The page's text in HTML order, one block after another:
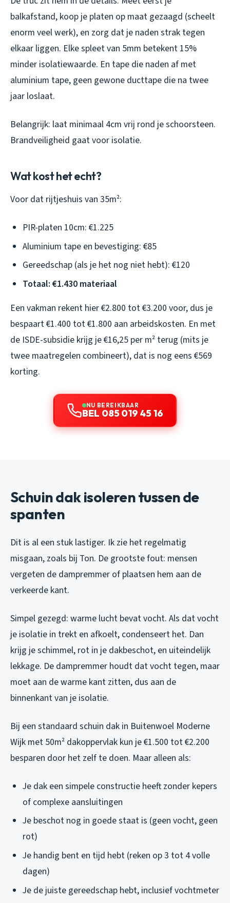
balkafstand, koop je platen op maat gezaagd (scheelt
enorm veel werk), en zorg dat je naden strak tegen
elkaar liggen. Elke spleet van 5mm betekent 15%
minder isolatiewaarde. En tape die naden af met
aluminium tape, geen gewone ducttape die na twee
jaar loslaat.
Belangrijk: laat minimaal 4cm vrij rond je schoorsteen.
Brandveiligheid gaat voor isolatie.
Wat kost het echt?
Voor dat rijtjeshuis van 35m²:
PIR-platen 10cm: €1.225
Aluminium tape en bevestiging: €85
Gereedschap (als je het nog niet hebt): €120
Totaal: €1.430 materiaal
Een vakman rekent hier €2.800 tot €3.200 voor, dus je
bespaart €1.400 tot €1.800 aan arbeidskosten. En met
de ISDE-subsidie krijg je €16,25 per m² terug (mits je
twee maatregelen combineert), dat is nog eens €569
korting.
NU BEREIKBAAR
BEL 085 019 45 16
Schuin dak isoleren tussen de
spanten
Dit is al een stuk lastiger. Ik zie het regelmatig
misgaan, zoals bij Ton. De grootste fout: mensen
vergeten de dampremmer of plaatsen hem aan de
verkeerde kant.
Simpel gezegd: warme lucht bevat vocht. Als dat vocht
je isolatie in trekt en afkoelt, condenseert het. Dan
krijg je schimmel, rot in je dakbeschot, en uiteindelijk
lekkage. De dampremmer houdt dat vocht tegen, maar
moet aan de warme kant zitten, dus aan de
binnenkant van je isolatie.
Bij een standaard schuin dak in Buitenwoel Moderne
Wijk met 50m² dakoppervlak kun je €1.500 tot €2.200
besparen door het zelf te doen. Maar alleen als:
Je dak een simpele constructie heeft zonder kepers
of complexe aansluitingen
Je beschot nog in goede staat is (geen vocht, geen
rot)
Je handig bent en tijd hebt (reken op 3 tot 4 volle
dagen)
Je de juiste gereedschap hebt, inclusief vochtmeter